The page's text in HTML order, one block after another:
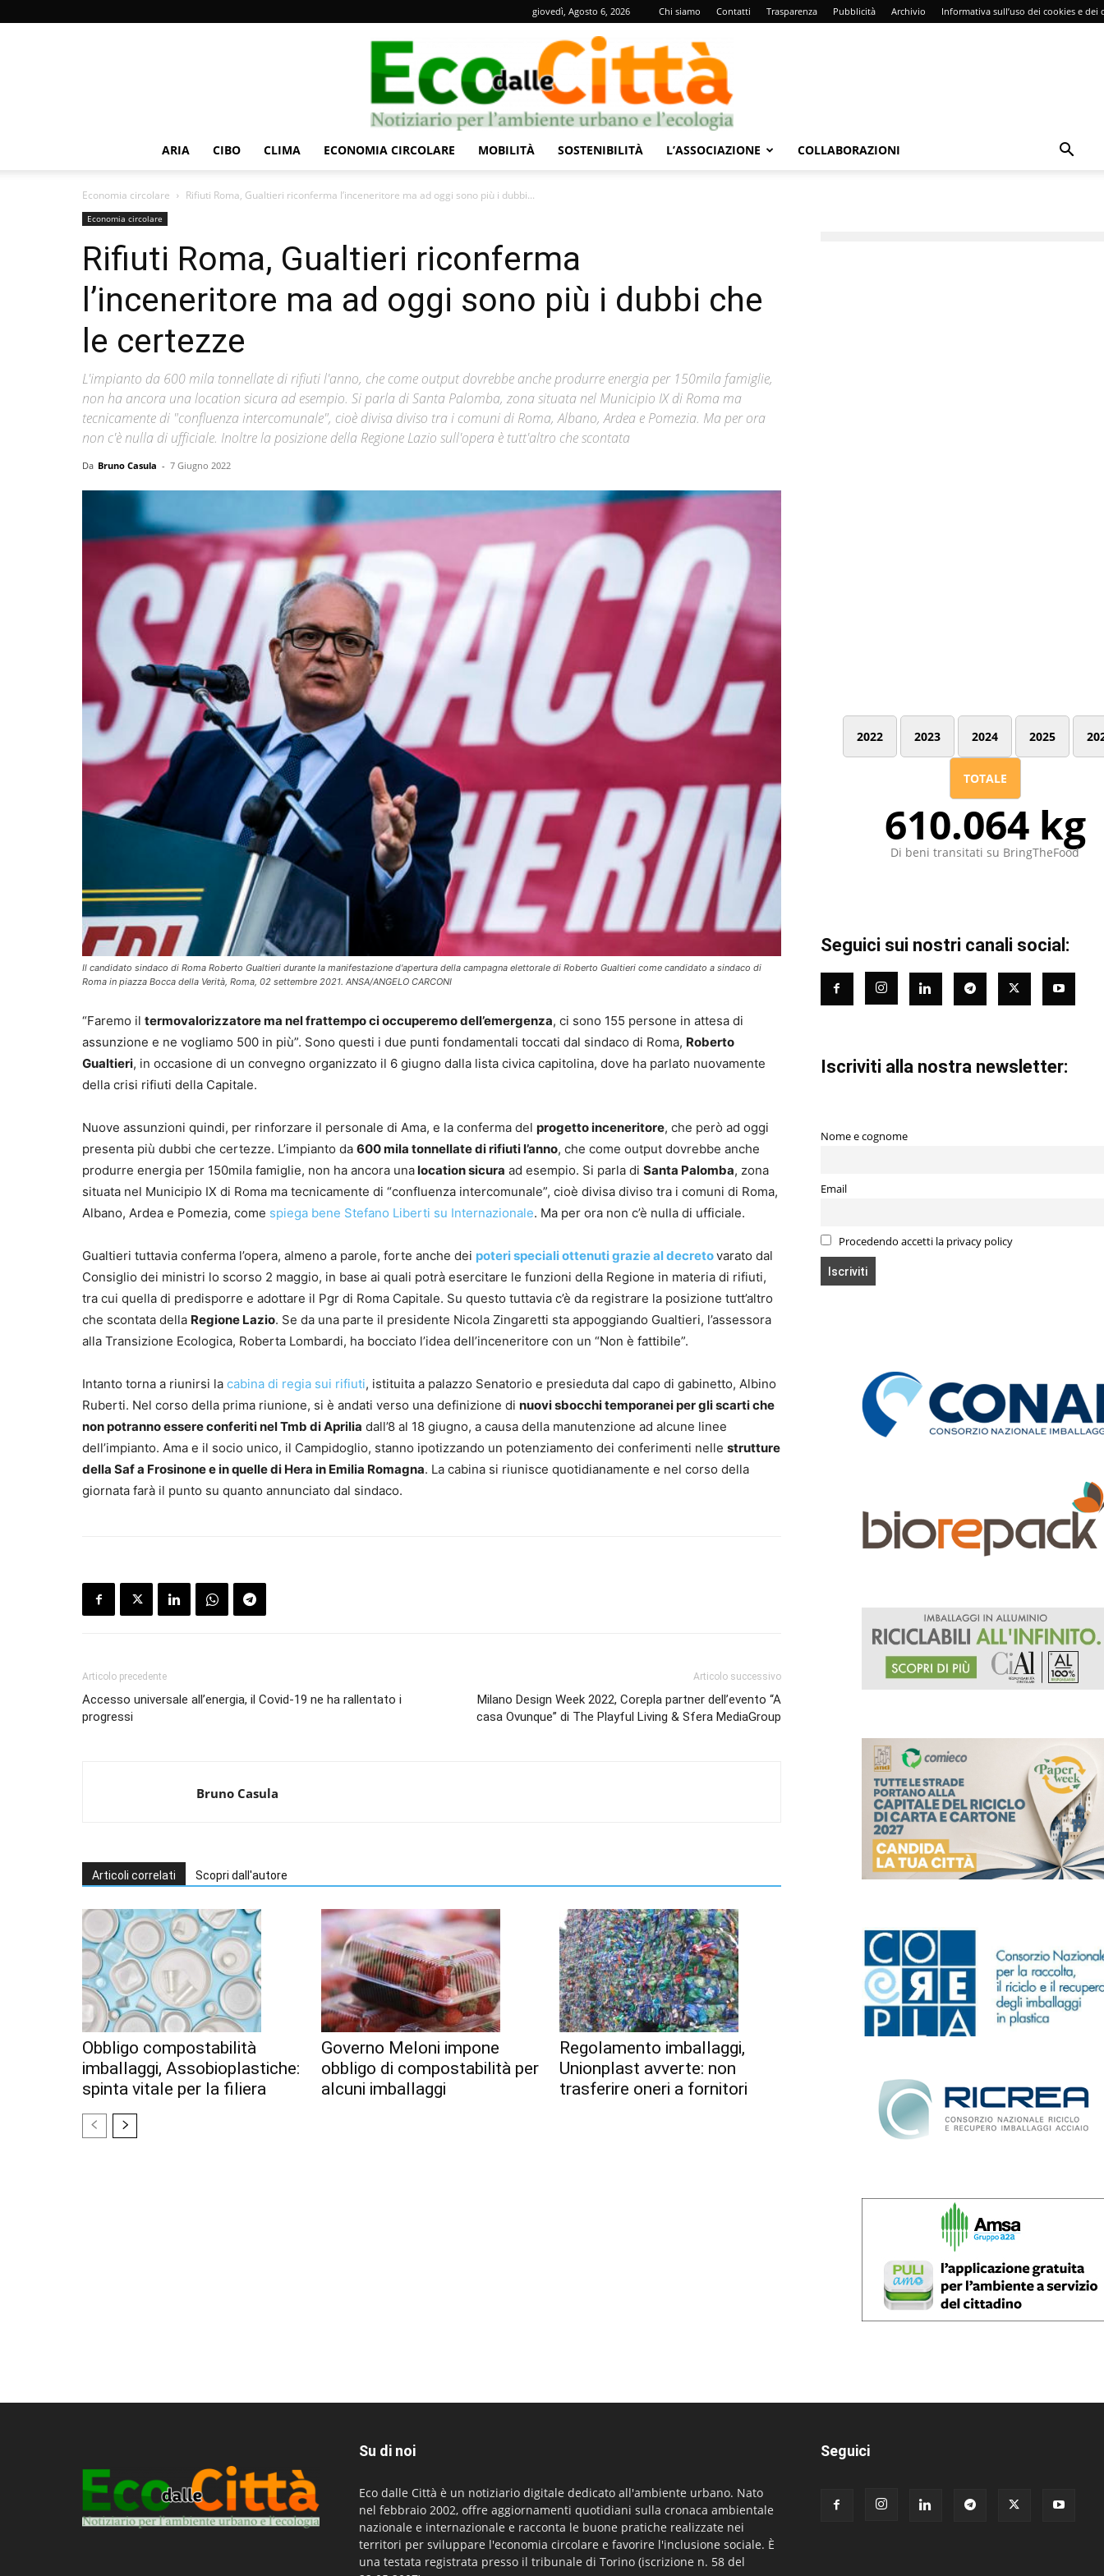
giovedì, Agosto 6, 2026 Chi siamo Contatti Trasparenza Pubblicità Archivio Informativa sull’uso dei cookies e dei
dalle
Città
ARIA CIBO CLIMA ECONOMIA CIRCOLARE MOBILITÀ SOSTENIBILITÀ L’ASSOCIAZIONE COLLABORAZIONI
Economia circolare Rifiuti Roma, Gualtieri riconferma l’inceneritore ma ad oggi sono più i dubbi...
Economia circolare
Rifiuti Roma, Gualtieri riconferma
l’inceneritore ma ad oggi sono più i dubbi che
le certezze
L'impianto da 600 mila tonnellate di rifiuti l'anno, che come output dovrebbe anche produrre energia per 150mila famiglie,
non ha ancora una location sicura ad esempio. Si parla di Santa Palomba, zona situata nel Municipio IX di Roma ma
tecnicamente di "confluenza intercomunale", cioè divisa diviso tra i comuni di Roma, Albano, Ardea e Pomezia. Ma per ora
non c'è nulla di ufficiale. Inoltre la posizione della Regione Lazio sull'opera è tutt'altro che scontata
Da Bruno Casula - 7 Giugno 2022
Il candidato sindaco di Roma Roberto Gualtieri durante la manifestazione d'apertura della campagna elettorale di Roberto Gualtieri come candidato a sindaco di
Roma in piazza Bocca della Verità, Roma, 02 settembre 2021. ANSA/ANGELO CARCONI
“Faremo il termovalorizzatore ma nel frattempo ci occuperemo dell’emergenza, ci sono 155 persone in attesa di
assunzione e ne vogliamo 500 in più”. Sono questi i due punti fondamentali toccati dal sindaco di Roma, Roberto
Gualtieri, in occasione di un convegno organizzato il 6 giugno dalla lista civica capitolina, dove ha parlato nuovamente
della crisi rifiuti della Capitale.
Nuove assunzioni quindi, per rinforzare il personale di Ama, e la conferma del progetto inceneritore, che però ad oggi
presenta più dubbi che certezze. L’impianto da 600 mila tonnellate di rifiuti l’anno, che come output dovrebbe anche
produrre energia per 150mila famiglie, non ha ancora unalocation sicura ad esempio. Si parla di Santa Palomba, zona
situata nel Municipio IX di Roma ma tecnicamente di “confluenza intercomunale”, cioè divisa diviso tra i comuni di Roma,
Albano, Ardea e Pomezia, come spiega bene Stefano Liberti su Internazionale. Ma per ora non c’è nulla di ufficiale.
Gualtieri tuttavia conferma l’opera, almeno a parole, forte anche dei poteri speciali ottenuti grazie al decretovarato dal
Consiglio dei ministri lo scorso 2 maggio, in base ai quali potrà esercitare le funzioni della Regione in materia di rifiuti,
tra cui quella di predisporre e adottare il Pgr di Roma Capitale. Su questo tuttavia c’è da registrare la posizione tutt’altro
che scontata della Regione Lazio. Se da una parte il presidente Nicola Zingaretti sta appoggiando Gualtieri, l’assessora
alla Transizione Ecologica, Roberta Lombardi, ha bocciato l’idea dell’inceneritore con un “Non è fattibile”.
Intanto torna a riunirsi la cabina di regia sui rifiuti, istituita a palazzo Senatorio e presieduta dal capo di gabinetto, Albino
Ruberti. Nel corso della prima riunione, si è andati verso una definizione di nuovi sbocchi temporanei per gli scarti che
non potranno essere conferiti nel Tmb di Aprilia dall’8 al 18 giugno, a causa della manutenzione ad alcune linee
dell’impianto. Ama e il socio unico, il Campidoglio, stanno ipotizzando un potenziamento dei conferimenti nelle strutture
della Saf a Frosinone e in quelle di Hera in Emilia Romagna. La cabina si riunisce quotidianamente e nel corso della
giornata farà il punto su quanto annunciato dal sindaco.
Articolo precedente
Accesso universale all’energia, il Covid-19 ne ha rallentato i
progressi
Articolo successivo
Milano Design Week 2022, Corepla partner dell’evento “A
casa Ovunque” di The Playful Living & Sfera MediaGroup
Bruno Casula
Articoli correlati Scopri dall'autore
Obbligo compostabilità
imballaggi, Assobioplastiche:
spinta vitale per la filiera
Governo Meloni impone
obbligo di compostabilità per
alcuni imballaggi
Regolamento imballaggi,
Unionplast avverte: non
trasferire oneri a fornitori
2022 2023 2024 2025
TOTALE
610.064 kg
Di beni transitati su BringTheFood
Seguici sui nostri canali social:
Iscriviti alla nostra newsletter:
Nome e cognome
Email
Procedendo accetti la privacy policy
Su di noi
Eco dalle Città è un notiziario digitale dedicato all'ambiente urbano. Nato
nel febbraio 2002, offre aggiornamenti quotidiani sulla cronaca ambientale
nazionale e internazionale e racconta le buone pratiche realizzate nei
territori per sviluppare l'economia circolare e favorire l'inclusione sociale. È
una testata registrata presso il tribunale di Torino (iscrizione n. 58 del
Seguici